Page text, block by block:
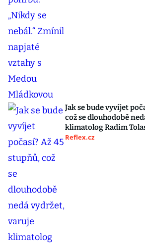
Jak se bude vyvíjet
což se dlouhodobě
klimatolog Radim
Reflex.cz